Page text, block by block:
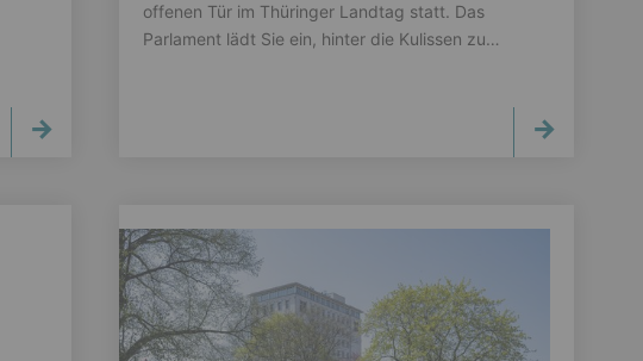
offenen Tür im Thüringer Landtag statt. Das
Parlament lädt Sie ein, hinter die Kulissen zu